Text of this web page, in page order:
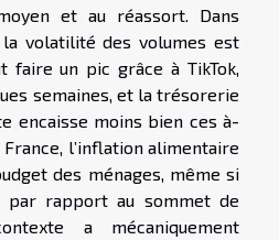
et au réassort. Dans
la volatilité des volumes est
un pic grâce à TikTok,
semaines, et la trésorerie
encaisse moins bien ces à-
France, l’inflation alimentaire
des ménages, même si
par rapport au sommet de
a mécaniquement